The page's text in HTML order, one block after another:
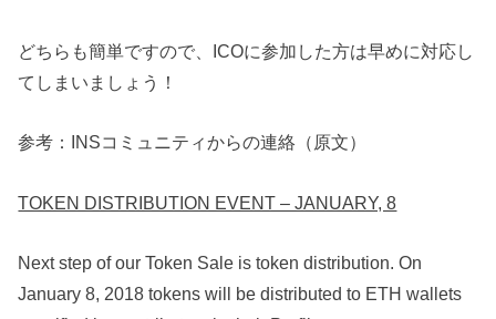
どちらも簡単ですので、ICOに参加した方は早めに対応し
てしまいましょう！
参考：INSコミュニティからの連絡（原文）
TOKEN DISTRIBUTION EVENT – JANUARY, 8
Next step of our Token Sale is token distribution. On
January 8, 2018 tokens will be distributed to ETH wallets